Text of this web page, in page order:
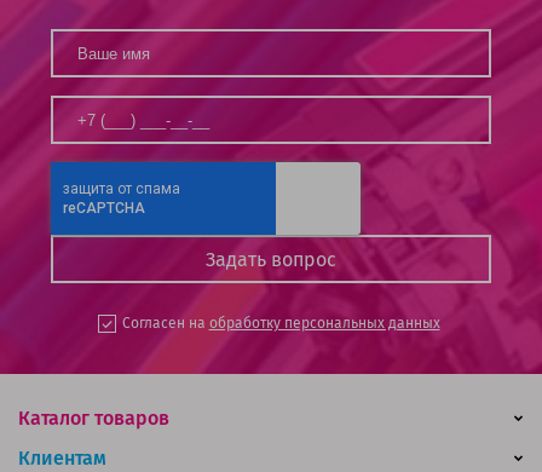
Согласен на обработку персональных данных
Каталог товаров
Клиентам